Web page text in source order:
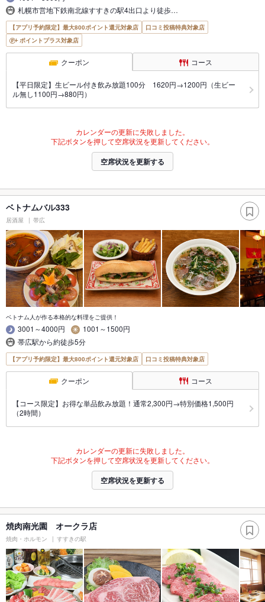
札幌市営地下鉄南北線すすきの駅4出口より徒歩…
【アプリ予約限定】最大800ポイント還元対象店
口コミ投稿特典対象店
ポイントプラス対象店
クーポン コース
【平日限定】生ビール付き飲み放題100分 1620円→1200円（生ビー
ル無し1100円→880円）
カレンダーの更新に失敗しました。
下記ボタンを押して空席状況を更新してください。
空席状況を更新する
ベトナムバル333
居酒屋 帯広
ベトナム人が作る本格的な料理をご提供！
3001～4000円
1001～1500円
帯広駅から約徒歩5分
【アプリ予約限定】最大800ポイント還元対象店 口コミ投稿特典対象店
クーポン コース
【コース限定】お得な単品飲み放題！通常2,300円→特別価格1,500円
（2時間）
カレンダーの更新に失敗しました。
下記ボタンを押して空席状況を更新してください。
空席状況を更新する
焼肉南光園 オークラ店
焼肉・ホルモン すすきの駅